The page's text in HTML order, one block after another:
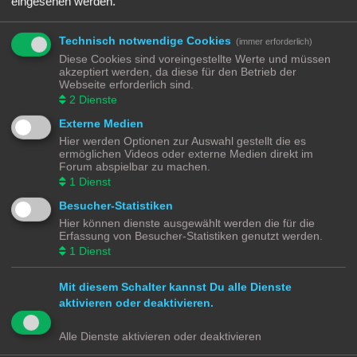
Nicht jeder Anbieter von 3D Druck Diensten will euch nur das gedruckte Modell
verkaufen, manche bieten euch auch an die Druckvorlagen zu kaufen und
herunterzuladen. Die Qualität von 3D Modellen aus dem Drucker ist abhängig
vom Drucker und vom Filament (Druckmedium). Hier muss jeder seine eigenen
Erfahrungen sammeln.
https://de.wikipedia.org/wiki/3D-Druck
Mir aktuelle bekannte Dienstleister zum Drucken sind:
https://www.shapeways.com/
https://www.thingiverse.com/
https://cults3d.com/de
https://www.printables.com/de
Modellbahnforum Forum Alle Zeiten sindUTC+02:00
Powered byphpBB® Forum Software © phpBB Limited
Datenschutz|Nutzungsbedingungen
Technisch notwendige Cookies (immer erforderlich)
Diese Cookies sind voreingestellte Werte und müssen
akzeptiert werden, da diese für den Betrieb der
Webseite erforderlich sind.
2 Dienste
Externe Medien
Hier werden Optionen zur Auswahl gestellt die es
ermöglichen Videos oder externe Medien direkt im
Forum abspielbar zu machen.
1 Dienst
Besucher-Statistiken
Hier können dienste ausgewählt werden die für die
Erfassung von Besucher-Statistiken genutzt werden.
1 Dienst
Mit diesem Schalter kannst Du alle Dienste
aktivieren oder deaktivieren.
Alle Dienste aktivieren oder deaktivieren